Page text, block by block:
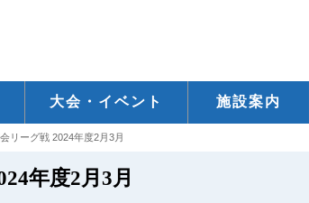
大会・イベント 施設案内
リーグ戦 2024年度2月3月
年度2月3月